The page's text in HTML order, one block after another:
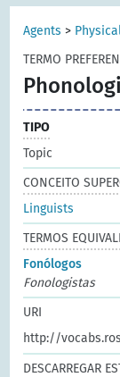
Agents >
TERMO
TIPO
Topic
CONCEITO
Linguists
TERMOS
Fonólogos
Fonologistas
URI
http://
DESCARREGAR